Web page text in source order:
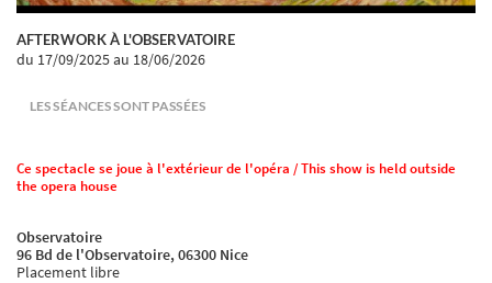
AFTERWORK À L'OBSERVATOIRE
du 17/09/2025au 18/06/2026
LES SÉANCES SONT PASSÉES
Ce spectacle se joue à l'extérieur de l'opéra / This show is held outside
the opera house
Observatoire
96 Bd de l'Observatoire, 06300 Nice
Placement libre